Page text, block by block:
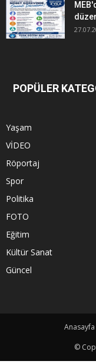
POPÜLER
Yaşam
VİDEO
Röportaj
Spor
Politika
FOTO
Eğitim
Kültür Sanat
Güncel
Anasayfa
©